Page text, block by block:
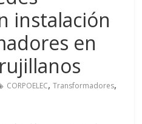
instalación
en
CORPOELEC,Transformadores,